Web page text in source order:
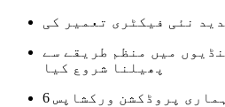
نئی فیکٹری تعمیر کی
میں منظم طریقے سے
پھیلنا شروع کیا
ہماری پروڈکشن ورکشاپس 6S مینجمنٹ سسٹم پر